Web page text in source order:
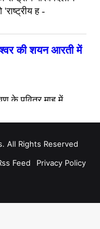
All Rights Reserved
Feed
Privacy Policy